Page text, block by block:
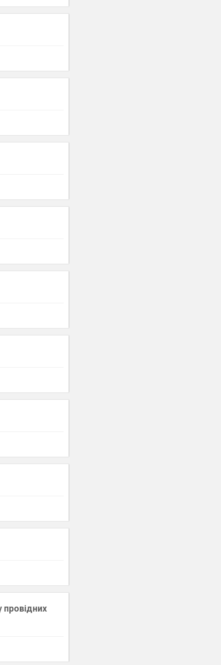
провідних